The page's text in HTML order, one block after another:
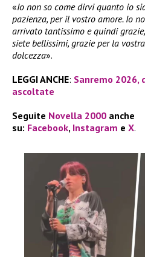
«Io non so come dirvi quanto io
pazienza, per il vostro amore. Io
arrivato tantissimo e quindi
siete bellissimi, grazie per la
dolcezza».
LEGGI ANCHE: Sanremo 2026,
ascoltate
Seguite Novella 2000 anche
su: Facebook, Instagram e X.